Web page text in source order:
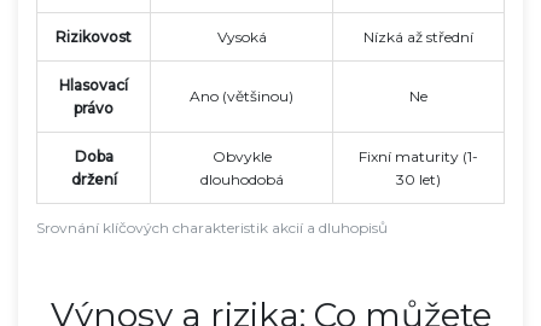
Srovnání klíčových charakteristik akcií a dluhopisů
Rizikovost Vysoká Nízká až střední
Hlasovací
právo
Ano (většinou) Ne
Doba
držení
Obvykle
dlouhodobá
Fixní maturity (1-
30 let)
Výnosy a rizika: Co můžete